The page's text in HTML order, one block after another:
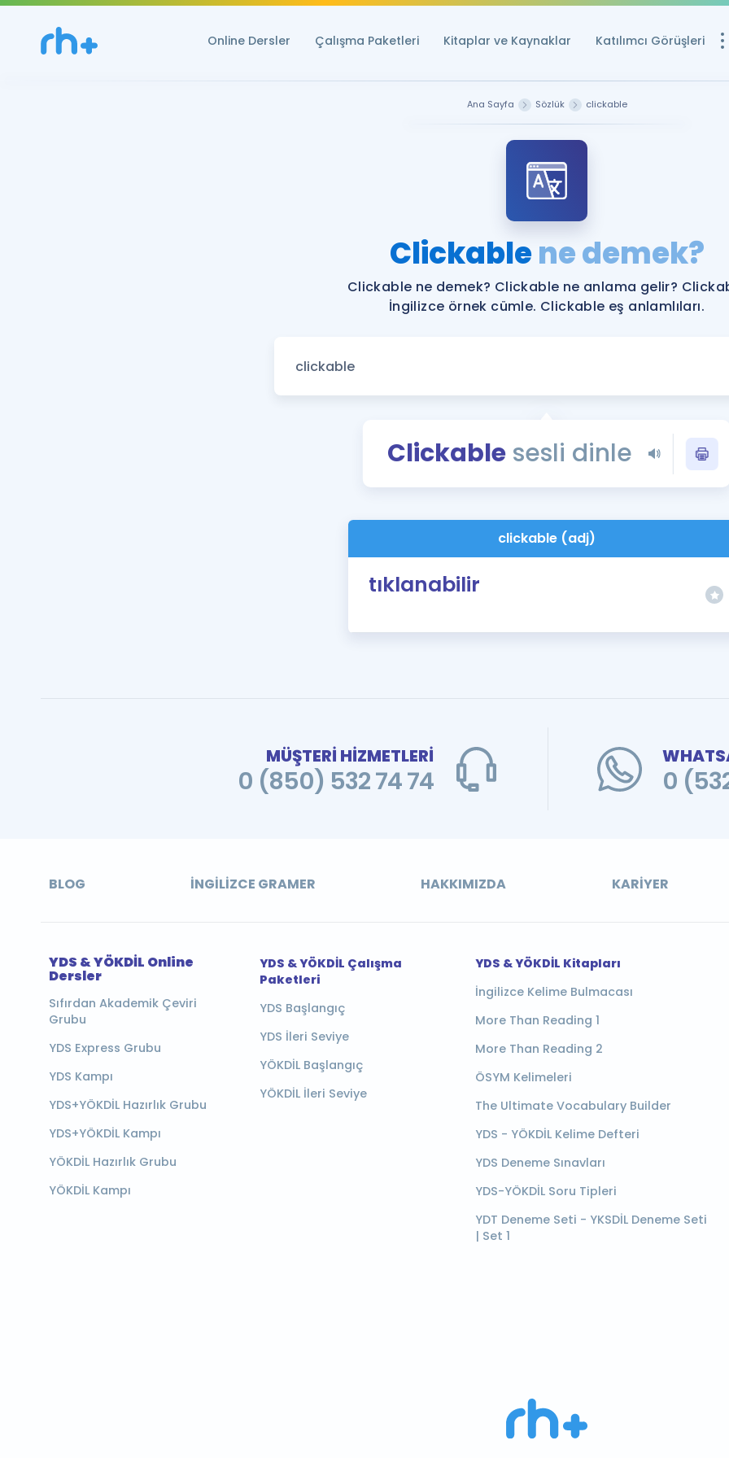
Online Dersler Çalışma Paketleri Kitaplar ve Kaynaklar Katılımcı Görüşleri
YDS ve YÖKDİL
YDS ve YÖKDİL'e
Tüm ÖSYM
YDS - YÖKDİL
İngilizce Gramer
Ana Sayfa Sözlük clickable
Clickablene demek?
Clickable ne demek? Clickable ne anlama gelir?
İngilizce örnek cümle. Clickable eş anlamlıları.
Clickablesesli dinle
clickable (adj)
tıklanabilir
MÜŞTERİ HİZMETLERİ
0 (850) 532 74 74 0
BLOG İNGILIZCE GRAMER HAKKIMIZDA KARIYER
YDS & YÖKDİL Online
Dersler
Sıfırdan Akademik Çeviri
Grubu
YDS Express Grubu
YDS Kampı
YDS+YÖKDİL Hazırlık Grubu
YDS+YÖKDİL Kampı
YÖKDİL Hazırlık Grubu
YÖKDİL Kampı
YDS & YÖKDİL Çalışma
Paketleri
YDS Başlangıç
YDS İleri Seviye
YÖKDİL Başlangıç
YÖKDİL İleri Seviye
YDS & YÖKDİL Kitapları
İngilizce Kelime Bulmacası
More Than Reading 1
More Than Reading 2
ÖSYM Kelimeleri
The Ultimate Vocabulary Builder
YDS - YÖKDİL Kelime Defteri
YDS Deneme Sınavları
YDS-YÖKDİL Soru Tipleri
YDT Deneme Seti - YKSDİL Deneme Seti
| Set 1